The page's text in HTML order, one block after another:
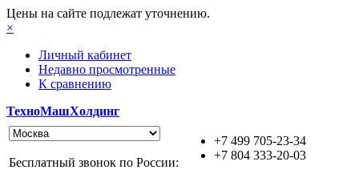
Цены на сайте подлежат уточнению.
×
Личный кабинет
Недавно просмотренные
К сравнению
ТехноМашХолдинг
+7 499 705-23-34
+7 804 333-20-03
Бесплатный звонок по России: